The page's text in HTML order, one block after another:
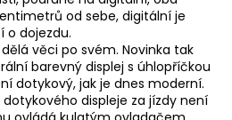
od sebe, digitální je
o dojezdu.
věci po svém. Novinka tak
barevný displej s úhlopříčkou
dotykový, jak je dnes moderní.
displeje za jízdy není